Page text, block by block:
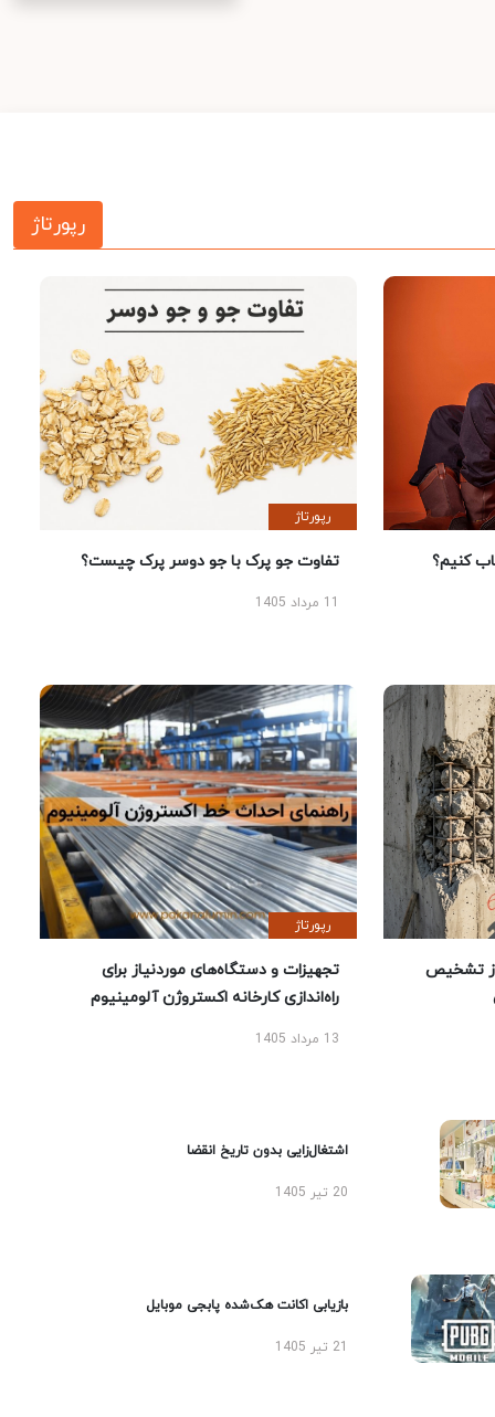
رپورتاژ
کنیم؟
رپورتاژ
تفاوت جو پرک با جو دوسر پرک چیست؟
تشخیص
رپورتاژ
تجهیزات و دستگاه‌های موردنیاز برای
راه‌اندازی کارخانه اکستروژن آلومینیوم
13 مرداد 1405
اشتغال‌زایی بدون تاریخ انقضا
20 تیر 1405
بازیابی اکانت هک‌شده پابجی موبایل